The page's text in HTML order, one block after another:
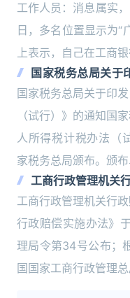
工作人员：消息属实
日，多名位置显示为“
上表示，自己在工商
国家税务总局关于
办法（试行）》的
国家税务总局关于印
（试行）》的通知国
人所得税计税办法（
家税务总局颁布。颁
工商行政管理机关
工商行政管理机关行
行政赔偿实施办法》
理局令第34号公布；
国国家工商行政管理